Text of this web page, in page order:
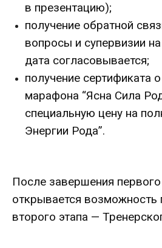
в презентацию);
получение обратной
вопросы и супервизии
дата согласовывается;
получение сертификата
марафона “Ясна Сила
специальную цену на
Энергии Рода”.
После завершения
открывается возможность
второго этапа —